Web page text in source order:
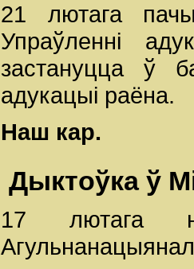
21 лютага
Упраўленні
застануцца ў
адукацыі раёна.
Наш кар.
Дыктоўка ў
17 лютага